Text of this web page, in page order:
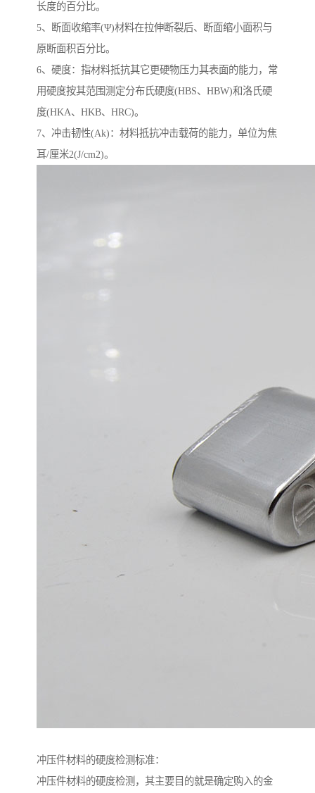
长度的百分比。
5、断面收缩率(Ψ)材料在拉伸断裂后、断面缩小面积与
原断面积百分比。
6、硬度：指材料抵抗其它更硬物压力其表面的能力，常
用硬度按其范围测定分布氏硬度(HBS、HBW)和洛氏硬
度(HKA、HKB、HRC)。
7、冲击韧性(Ak)：材料抵抗冲击载荷的能力，单位为焦
耳/厘米2(J/cm2)。
冲压件材料的硬度检测标准：
冲压件材料的硬度检测，其主要目的就是确定购入的金